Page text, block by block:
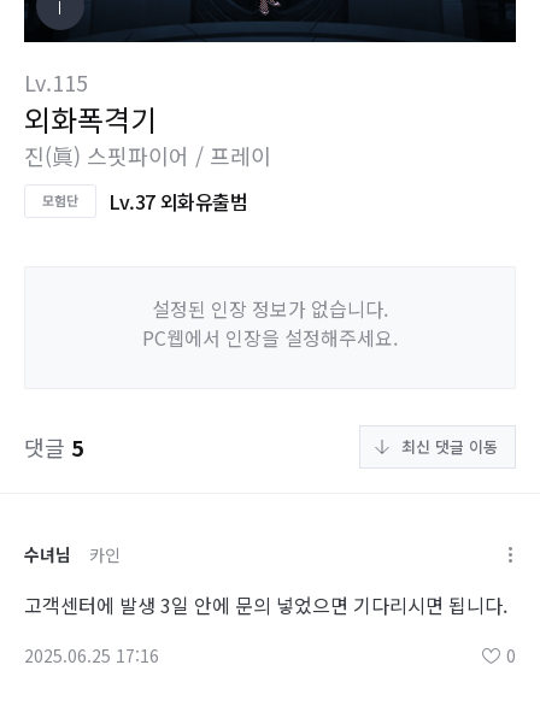
Lv.115
외화폭격기
진(眞) 스핏파이어 / 프레이
Lv.37 외화유출범
설정된 인장 정보가 없습니다.
PC웹에서 인장을 설정해주세요.
댓글 5 최신 댓글 이동
수녀님 카인
고객센터에 발생 3일 안에 문의 넣었으면 기다리시면 됩니다.
2025.06.25 17:16 0